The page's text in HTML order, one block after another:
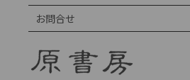
お問合せ